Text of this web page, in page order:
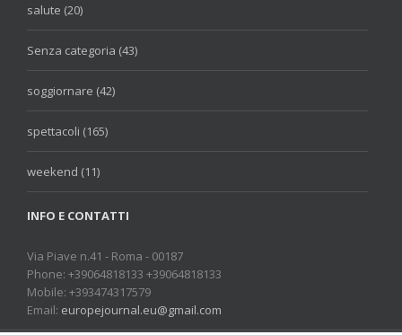
salute (20)
Senza categoria (43)
soggiornare (42)
spettacoli (165)
weekend (11)
INFO E CONTATTI
Via Piave n.41 - Roma - 00187
Phone: +39064818133 +39064818133
Mobile: +393474317579
Email: europejournal.eu@gmail.com